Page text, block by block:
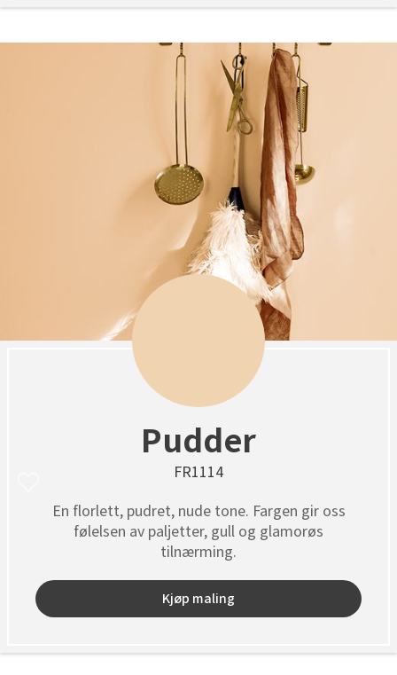
Pudder
FR1114
En florlett, pudret, nude tone. Fargen gir oss
følelsen av paljetter, gull og glamorøs
tilnærming.
Kjøp maling